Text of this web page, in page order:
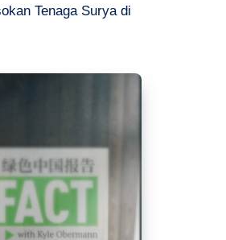
Tenaga Surya di